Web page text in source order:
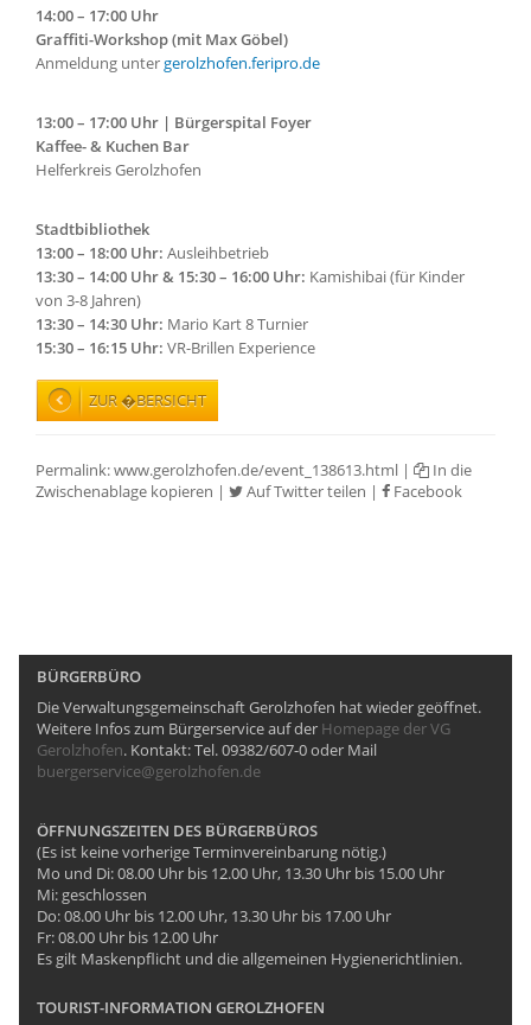
14:00 – 17:00 Uhr
Graffiti-Workshop (mit Max Göbel)
Anmeldung untergerolzhofen.feripro.de
13:00 – 17:00 Uhr | Bürgerspital Foyer
Kaffee- & Kuchen Bar
Helferkreis Gerolzhofen
Stadtbibliothek
13:00 – 18:00 Uhr: Ausleihbetrieb
13:30 – 14:00 Uhr & 15:30 – 16:00 Uhr: Kamishibai (für Kinder
von 3-8 Jahren)
13:30 – 14:30 Uhr: Mario Kart 8 Turnier
15:30 – 16:15 Uhr: VR-Brillen Experience
ZUR �BERSICHT
Permalink:www.gerolzhofen.de/event_138613.html |
In die
Zwischenablage kopieren | Auf Twitter teilen | Facebook
BÜRGERBÜRO
Die Verwaltungsgemeinschaft Gerolzhofen hat wieder geöffnet.
Weitere Infos zum Bürgerservice auf der Homepage der VG
Gerolzhofen. Kontakt: Tel. 09382/607-0 oder Mail
buergerservice@gerolzhofen.de
ÖFFNUNGSZEITEN DES BÜRGERBÜROS
(Es ist keine vorherige Terminvereinbarung nötig.)
Mo und Di: 08.00 Uhr bis 12.00 Uhr, 13.30 Uhr bis 15.00 Uhr
Mi: geschlossen
Do: 08.00 Uhr bis 12.00 Uhr, 13.30 Uhr bis 17.00 Uhr
Fr: 08.00 Uhr bis 12.00 Uhr
Es gilt Maskenpflicht und die allgemeinen Hygienerichtlinien.
TOURIST-INFORMATION GEROLZHOFEN